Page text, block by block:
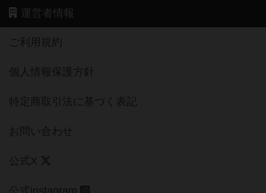
運営者情報
ご利用規約
個人情報保護方針
特定商取引法に基づく表記
お問い合わせ
公式X